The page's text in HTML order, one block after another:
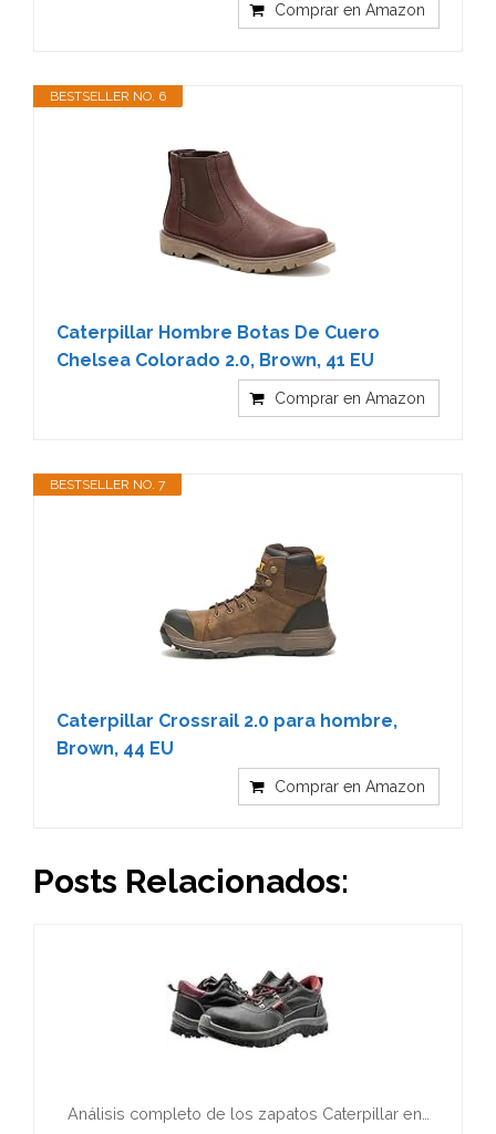
Comprar en Amazon
BESTSELLER NO. 6
Caterpillar Hombre Botas De Cuero
Chelsea Colorado 2.0, Brown, 41 EU
Comprar en Amazon
BESTSELLER NO. 7
Caterpillar Crossrail 2.0 para hombre,
Brown, 44 EU
Comprar en Amazon
Posts Relacionados:
Análisis completo de los zapatos Caterpillar en…